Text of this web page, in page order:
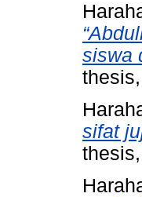
siswa
sifat